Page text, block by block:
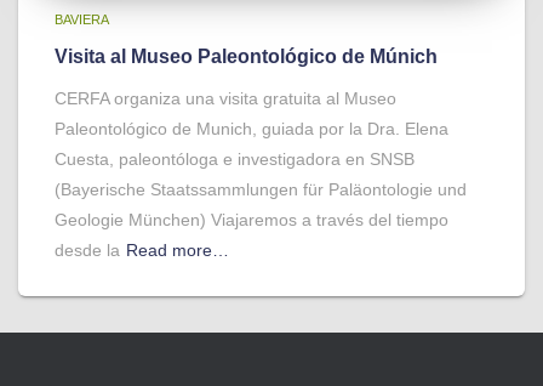
BAVIERA
Visita al Museo Paleontológico de Múnich
CERFA organiza una visita gratuita al Museo
Paleontológico de Munich, guiada por la Dra. Elena
Cuesta, paleontóloga e investigadora en SNSB
(Bayerische Staatssammlungen für Paläontologie und
Geologie München) Viajaremos a través del tiempo
desde la Read more…